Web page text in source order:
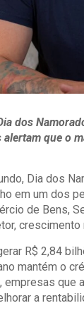
dos
que o
Dia dos
em um dos
de Bens,
R$ 2,84
mantém o
empresas
a